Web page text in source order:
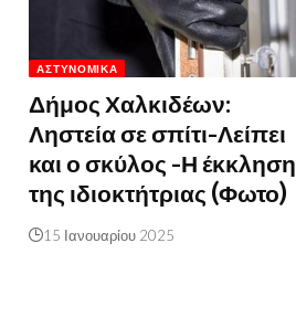
ΑΣΤΥΝΟΜΙΚΆ
Δήμος Χαλκιδέων:
Ληστεία σε σπίτι-Λείπει
και ο σκύλος -Η έκκληση
της ιδιοκτήτριας (Φωτο)
15 Ιανουαρίου 2025